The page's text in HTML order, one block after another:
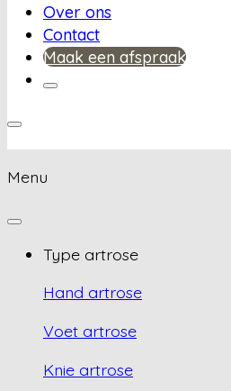
Over ons
Contact
Maak een afspraak
Menu
Type artrose
Hand artrose
Voet artrose
Knie artrose